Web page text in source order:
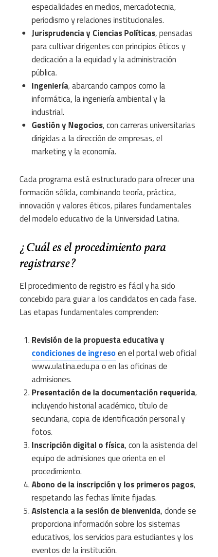
especialidades en medios, mercadotecnia,
periodismo y relaciones institucionales.
Jurisprudencia y Ciencias Políticas, pensadas
para cultivar dirigentes con principios éticos y
dedicación a la equidad y la administración
pública.
Ingeniería, abarcando campos como la
informática, la ingeniería ambiental y la
industrial.
Gestión y Negocios, con carreras universitarias
dirigidas a la dirección de empresas, el
marketing y la economía.
Cada programa está estructurado para ofrecer una
formación sólida, combinando teoría, práctica,
innovación y valores éticos, pilares fundamentales
del modelo educativo de la Universidad Latina.
¿Cuál es el procedimiento para
registrarse?
El procedimiento de registro es fácil y ha sido
concebido para guiar a los candidatos en cada fase.
Las etapas fundamentales comprenden:
Revisión de la propuesta educativa y
condiciones de ingresoen el portal web oficial
www.ulatina.edu.pa o en las oficinas de
admisiones.
Presentación de la documentación requerida,
incluyendo historial académico, título de
secundaria, copia de identificación personal y
fotos.
Inscripción digital o física, con la asistencia del
equipo de admisiones que orienta en el
procedimiento.
Abono de la inscripción y los primeros pagos,
respetando las fechas límite fijadas.
Asistencia a la sesión de bienvenida, donde se
proporciona información sobre los sistemas
educativos, los servicios para estudiantes y los
eventos de la institución.